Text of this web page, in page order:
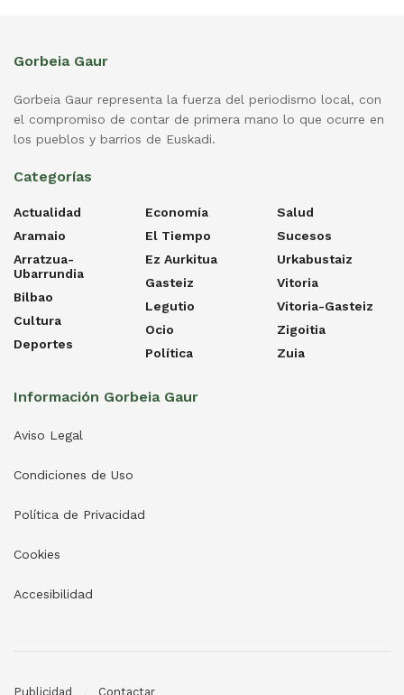
Gorbeia Gaur
Gorbeia Gaur representa la fuerza del periodismo local, con
el compromiso de contar de primera mano lo que ocurre en
los pueblos y barrios de Euskadi.
Categorías
Actualidad
Aramaio
Arratzua-
Ubarrundia
Bilbao
Cultura
Deportes
Economía
El Tiempo
Ez Aurkitua
Gasteiz
Legutio
Ocio
Política
Salud
Sucesos
Urkabustaiz
Vitoria
Vitoria-Gasteiz
Zigoitia
Zuia
Información Gorbeia Gaur
Aviso Legal
Condiciones de Uso
Política de Privacidad
Cookies
Accesibilidad
Publicidad Contactar